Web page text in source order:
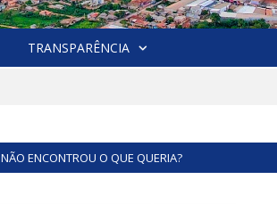
TRANSPARÊNCIA
NÃO ENCONTROU O QUE QUERIA?